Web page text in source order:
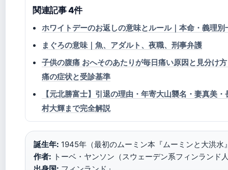
関連記事 4件
ホワイトデーのお返しの意味とルール｜本命・義理別
まぐろの意味｜魚、アダルト、夜職、刑事弁護
子供の腹痛 おへそのあたりが毎日痛い原因と見分け
痛の症状と受診基準
【元北勝富士】引退の理由・年寄大山襲名・妻真美
村大輝まで完全解説
誕生年: 1945年（最初のムーミン本『ムーミンと大洪水
作者: トーベ・ヤンソン（スウェーデン系フィンランド